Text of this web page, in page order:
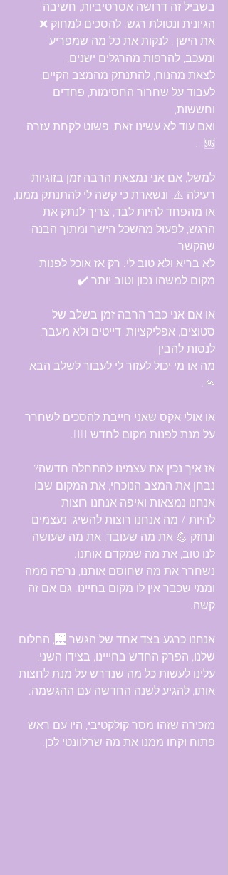
בשביל זה דרושה אסרטיביות, חשיבה
הגיונית ונטולת רגש. להסכים למחוק ❌️
את הישן ️, לנקות את כל מה שמפריע
ומעכב, להרפות מהרגלים ישנים,
לצאת מהנוח, להתנתק מהמצב הקיים,
לעבוד על שחרור החסימות, פחדים
וחששות,
ואם עוד לא עשינו זאת, פשוט לקחת עזרה
🆘️...
למשל, אם אני נמצאת הרבה זמן בזוגיות
רעילה ⚠️, ונשארת כי קשה לי להתנתק ממנו,
או מהפחד להיות לבד, צריך לנתק את
הרגש, לפעול מהשכל הישר ומתוך הבנה
שהקשר
לא בריא ולא טוב לי. רק אז אוכל לפנות
מקום למשהו נכון וטוב יותר ✔️.
או אם אני כבר הרבה זמן בשלב של
סטוצים, אפליקציות, דייטים ולא מעבר,
לנסות להבין
מה או מי יכול לעזור לי לעבור לשלב הבא
🫴.
או אולי אקס שאני חייבת להסכים לשחרר
על מנת לפנות מקום לחדש 💁‍♂️.
אז איך נכין את עצמינו להתחלה חדשה?
נבחן את המצב הנוכחי, את המקום שבו
אנחנו נמצאות ואיפה אנחנו רוצות
להיות / מה אנחנו רוצות להשיג. נעצמים
ונחזק 💪 את מה שעובד, את מה שעושה
לנו טוב, את מה שמקדם אותנו.
נשחרר את מה שחוסם אותנו, נרפה ממה
וממי שכבר אין לו מקום בחיינו. גם אם זה
קשה.
אנחנו כרגע בצד אחד של הגשר 🌉, החלום
שלנו, הפרק החדש בחייינו, בצידו השני,
עלינו לעשות כל מה שנדרש על מנת לחצות
אותו, להגיע לשנה החדשה עם ההגשמה.
מזכירה שזהו מסר קולקטיבי, היו עם ראש
פתוח וקחו ממנו את מה שרלוונטי לכן.